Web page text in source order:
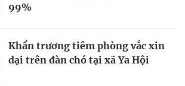
99%
Khẩn trương tiêm phòng vắc xin
dại trên đàn chó tại xã Ya Hội